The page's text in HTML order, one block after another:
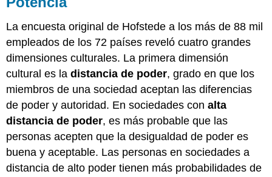
La encuesta original de Hofstede a los más de 88 mil
empleados de los 72 países reveló cuatro grandes
dimensiones culturales. La primera dimensión
cultural es ladistancia de poder, grado en que los
miembros de una sociedad aceptan las diferencias
de poder y autoridad. En sociedades conalta
distancia de poder, es más probable que las
personas acepten que la desigualdad de poder es
buena y aceptable. Las personas en sociedades a
distancia de alto poder tienen más probabilidades de